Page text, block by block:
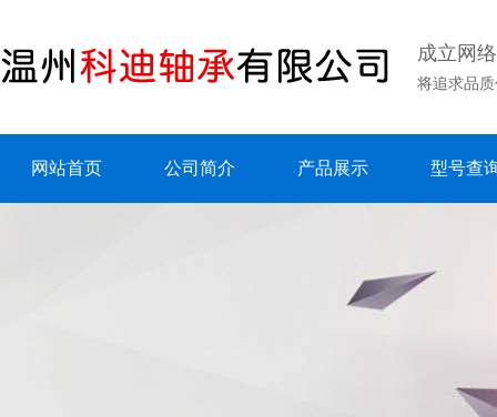
成立网络
将追求品
网站首页 公司简介 产品展示 型号查